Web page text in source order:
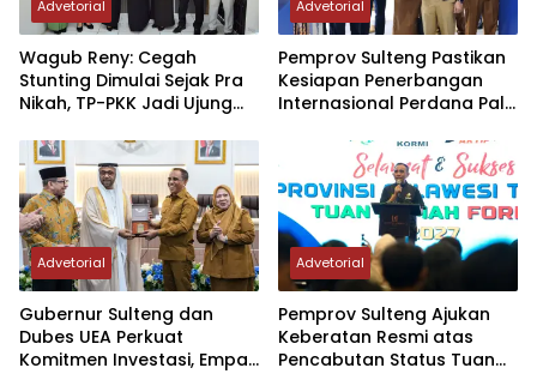
Advetorial
Wagub Reny: Cegah
Stunting Dimulai Sejak Pra
Nikah, TP-PKK Jadi Ujung
Advetorial
Pemprov Sulteng Pastikan
Kesiapan Penerbangan
Internasional Perdana Palu
Advetorial
Gubernur Sulteng dan
Dubes UEA Perkuat
Komitmen Investasi, Empat
Advetorial
Pemprov Sulteng Ajukan
Keberatan Resmi atas
Pencabutan Status Tuan